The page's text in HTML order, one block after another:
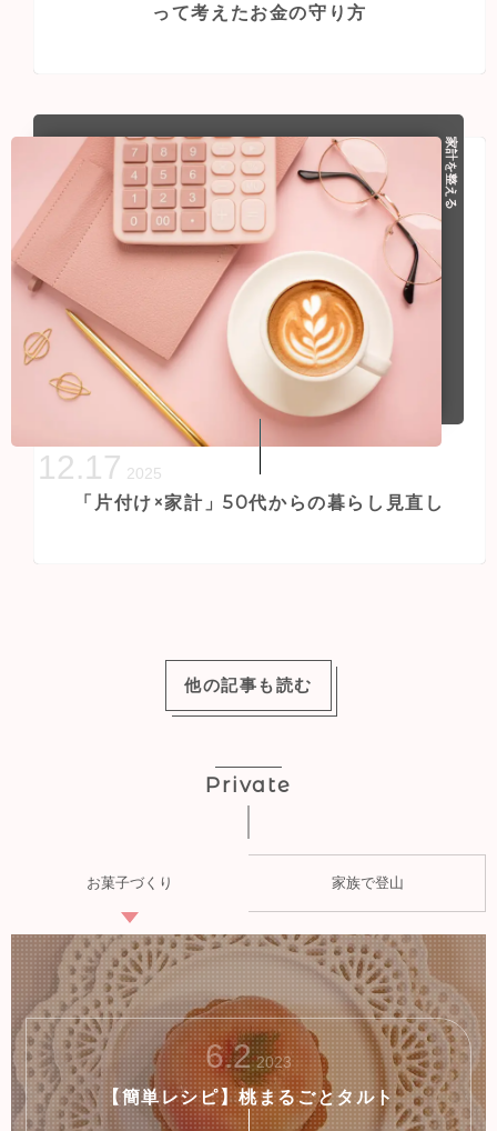
って考えたお金の守り方
家計を整える
「片付け×家計」50代からの暮らし見直し
12.17 2025
他の記事も読む
Private
お菓子づくり 家族で登山
6.2 2023
【簡単レシピ】桃まるごとタルト
8.10 2023
【北アルプス登山】表銀座縦走 3DAY 2日
目